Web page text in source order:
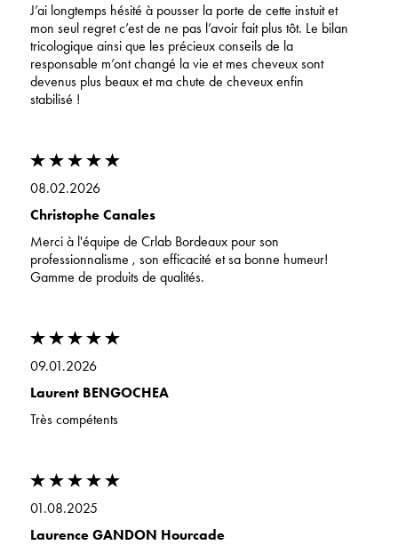
J’ai longtemps hésité à pousser la porte de cette instuit et
mon seul regret c’est de ne pas l’avoir fait plus tôt. Le bilan
tricologique ainsi que les précieux conseils de la
responsable m’ont changé la vie et mes cheveux sont
devenus plus beaux et ma chute de cheveux enfin
stabilisé !
08.02.2026
Christophe Canales
Merci à l'équipe de Crlab Bordeaux pour son
professionnalisme , son efficacité et sa bonne humeur!
Gamme de produits de qualités.
09.01.2026
Laurent BENGOCHEA
Très compétents
01.08.2025
Laurence GANDON Hourcade